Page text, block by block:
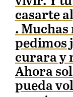
casarte
. Muchas
pedimos
curara y
Ahora
pueda